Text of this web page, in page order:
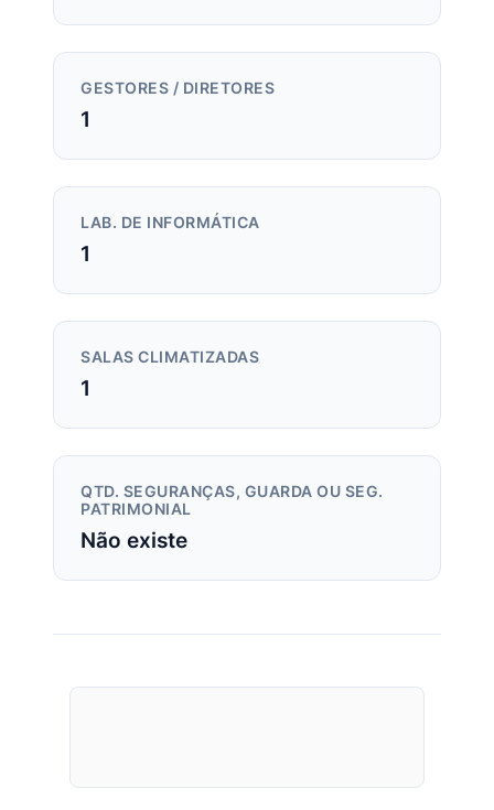
GESTORES / DIRETORES
1
LAB. DE INFORMÁTICA
1
SALAS CLIMATIZADAS
1
QTD. SEGURANÇAS, GUARDA OU SEG.
PATRIMONIAL
Não existe